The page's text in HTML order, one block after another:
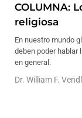
COLUMNA:
religiosa
En nuestro mundo
deben poder hablar
en general.
Dr. William F.